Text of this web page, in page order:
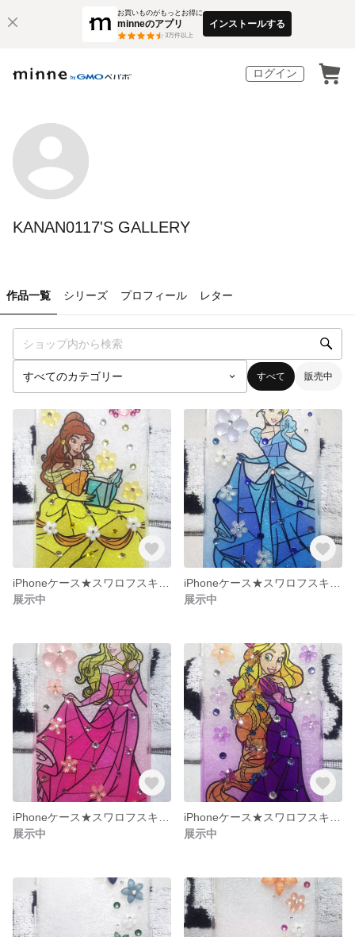
お買いものがもっとお得に
minneのアプリ
3万件以上
インストールする
ログイン
KANAN0117'S GALLERY
作品一覧 シリーズ プロフィール レター
すべて 販売中
展示中
展示中
展示中
展示中